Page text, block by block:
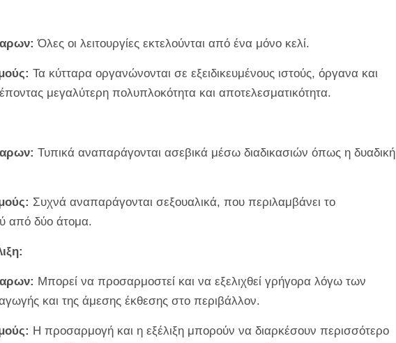
Όλες οι λειτουργίες εκτελούνται από ένα μόνο κελί.
Τα κύτταρα οργανώνονται σε εξειδικευμένους ιστούς, όργανα και
μεγαλύτερη πολυπλοκότητα και αποτελεσματικότητα.
Τυπικά αναπαράγονται ασεβικά μέσω διαδικασιών όπως η δυαδική
Συχνά αναπαράγονται σεξουαλικά, που περιλαμβάνει το
από δύο άτομα.
Μπορεί να προσαρμοστεί και να εξελιχθεί γρήγορα λόγω των
και της άμεσης έκθεσης στο περιβάλλον.
Η προσαρμογή και η εξέλιξη μπορούν να διαρκέσουν περισσότερο